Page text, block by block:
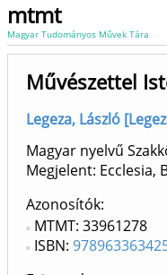
mtmt
Magyar Tudományos Művek Tára
Művészettel
Legeza, László
Magyar nyelvű
Megjelent: Ecclesia,
Azonosítók
MTMT: 33961278
ISBN: